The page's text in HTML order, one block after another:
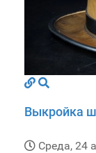
Выкройка
Среда, 24